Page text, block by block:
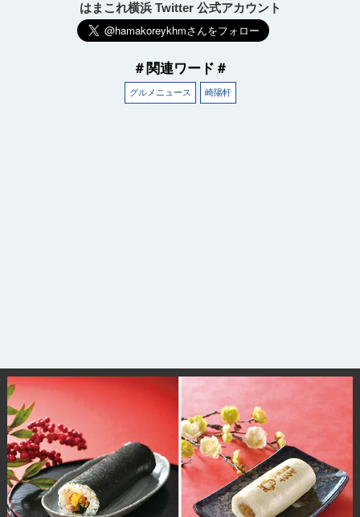
はまこれ横浜 Twitter 公式アカウント
＃関連ワード＃
グルメニュース 崎陽軒